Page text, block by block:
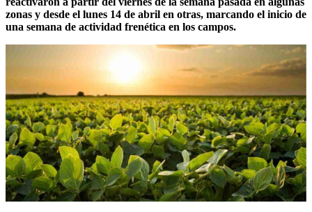
zonas y desde el lunes 14 de abril en otras, marcando el inicio de
una semana de actividad frenética en los campos.